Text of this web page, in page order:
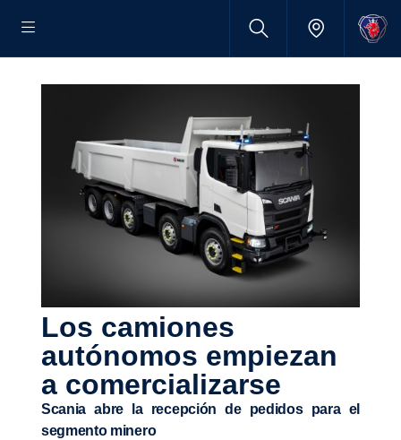
Los camiones
autónomos empiezan
a comer­cia­li­zarse
Scania abre la recepción de pedidos para el
segmento minero